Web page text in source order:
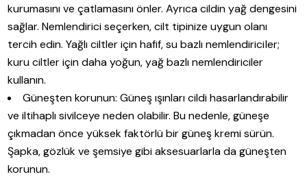
kurumasını ve çatlamasını önler. Ayrıca cildin yağ dengesini
sağlar. Nemlendirici seçerken, cilt tipinize uygun olanı
tercih edin. Yağlı ciltler için hafif, su bazlı nemlendiriciler;
kuru ciltler için daha yoğun, yağ bazlı nemlendiriciler
kullanın.
Güneşten korunun: Güneş ışınları cildi hasarlandırabilir
ve iltihaplı sivilceye neden olabilir. Bu nedenle, güneşe
çıkmadan önce yüksek faktörlü bir güneş kremi sürün.
Şapka, gözlük ve şemsiye gibi aksesuarlarla da güneşten
korunun.